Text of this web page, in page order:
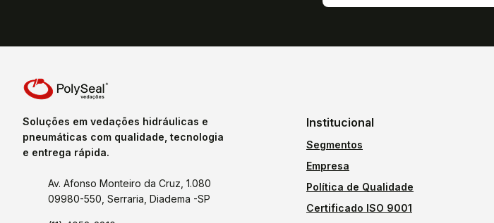
Soluções em vedações hidráulicas e
pneumáticas com qualidade, tecnologia
e entrega rápida.
Av. Afonso Monteiro da Cruz, 1.080
09980-550, Serraria, Diadema -SP
Institucional
Segmentos
Empresa
Política de Qualidade
Certificado ISO 9001